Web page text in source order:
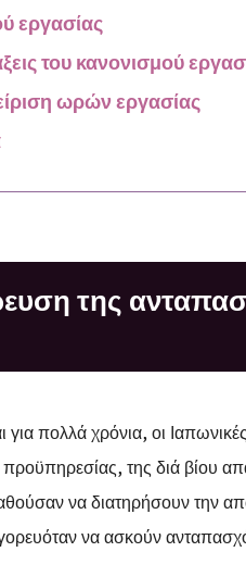
εργασίας
του κανονισμού
ωρών εργασίας
της
για πολλά χρόνια, οι
προϋπηρεσίας, της διά βίου
να διατηρήσουν την
να ασκούν